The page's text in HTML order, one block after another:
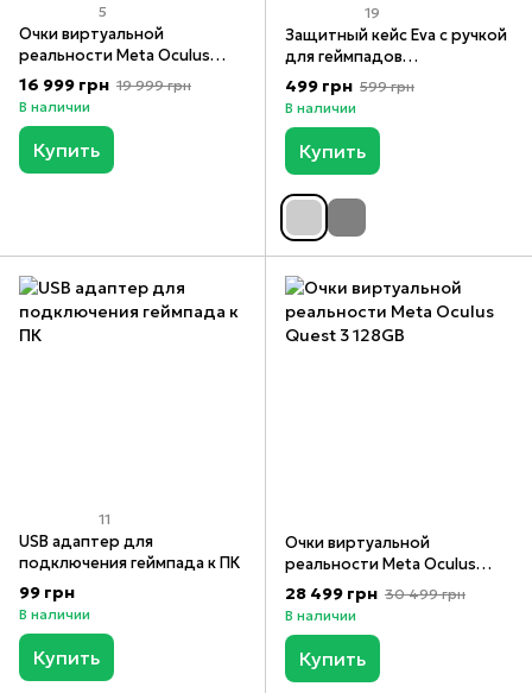
5
Очки виртуальной
реальности Meta Oculus
Quest 2 128GB
16 999 грн 19 999 грн
В наличии
Купить
19
Защитный кейс Eva с ручкой
для геймпадов
Xbox/PS3/PS4/PS5/Switch
Pro
499 грн 599 грн
В наличии
Купить
11
USB адаптер для
подключения геймпада к ПК
99 грн
В наличии
Купить
Очки виртуальной
реальности Meta Oculus
Quest 3 128GB
28 499 грн 30 499 грн
В наличии
Купить